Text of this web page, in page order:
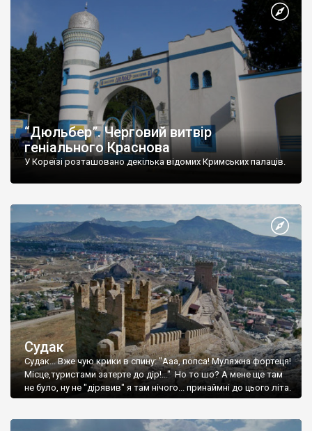
“Дюльбер”. Черговий витвір
геніального Краснова
У Кореїзі розташовано декілька відомих Кримських палаців.
Судак
Судак... Вже чую крики в спину: "Ааа, попса! Муляжна фортеця!
Місце,туристами затерте до дір!..." Но то шо? А мене ще там
не було, ну не "дірявив" я там нічого... принаймні до цього літа.